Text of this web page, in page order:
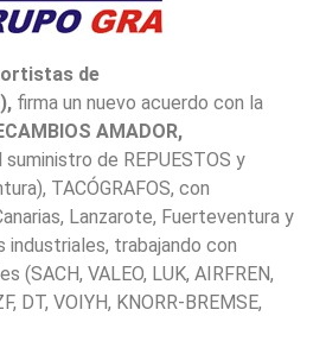
de
firma un nuevo acuerdo con la
AMADOR,
suministro de REPUESTOS y
TACÓGRAFOS, con
Lanzarote, Fuerteventura y
industriales, trabajando con
VALEO, LUK, AIRFREN,
DT, VOIYH, KNORR-BREMSE,